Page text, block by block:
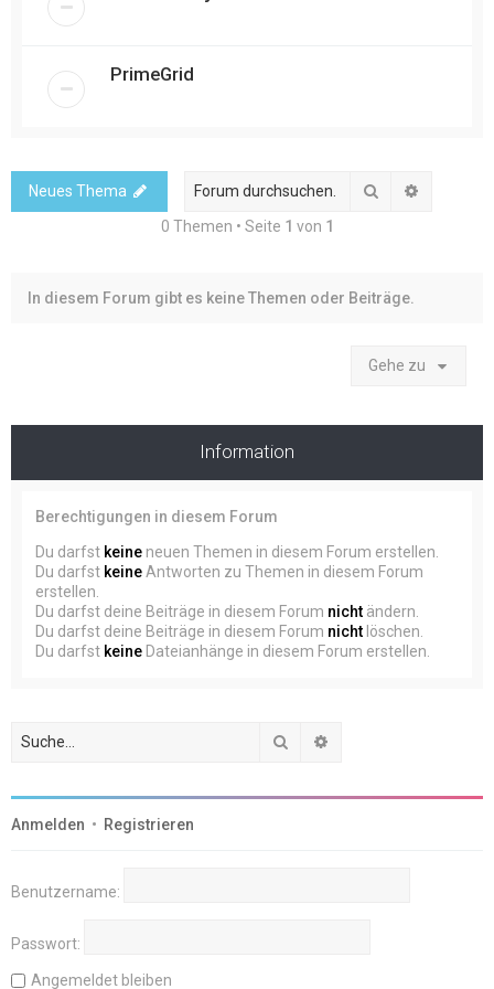
PrimeGrid
Neues Thema Suche
0 Themen • Seite 1 von 1
In diesem Forum gibt es keine Themen oder Beiträge.
Gehe zu
Information
Berechtigungen in diesem Forum
Du darfst keine neuen Themen in diesem Forum erstellen.
Du darfst keine Antworten zu Themen in diesem Forum
erstellen.
Du darfst deine Beiträge in diesem Forum nicht ändern.
Du darfst deine Beiträge in diesem Forum nicht löschen.
Du darfst keine Dateianhänge in diesem Forum erstellen.
Suche
Anmelden • Registrieren
Benutzername:
Passwort:
Angemeldet bleiben